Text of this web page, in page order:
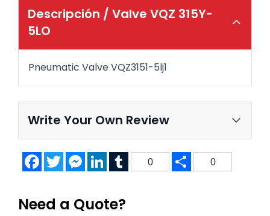
Descripción / Valve VQZ 315Y-
5LO
Pneumatic Valve VQZ3151-5lj1
Write Your Own Review
FacebookTwitterMessenger
LinkedInTumblr
0 Share
0
Need a Quote?